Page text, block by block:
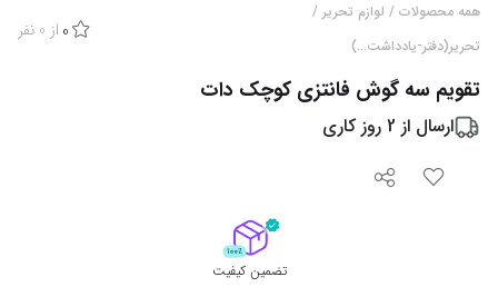
همه محصولات / لوازم تحریر /
تحریر(دفتر-یادداشت...)
0 از 0 نفر
تقویم سه گوش فانتزی کوچک دات
ارسال از 2 روز کاری
تضمین کیفیت